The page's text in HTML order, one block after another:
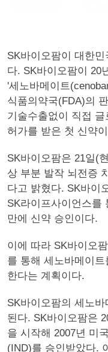
SK바이오팜이 대한
다. SK바이오팜이 20
'세노바메이트
식품의약국(FDA)의
기술수출없이 직접
허가를 받은 첫 신약
SK바이오팜은 21일(
상 부분 발작 뇌전증
다고 밝혔다. SK바이
SK라이프사이언스를
만에 신약 승인이다.
이에 따라 SK바이오
를 통해 세노바메이
한다는 계획이다.
SK바이오팜의 세노
된다. SK바이오팜은
을 시작해 2007년 미
(IND)를 승인받았다.